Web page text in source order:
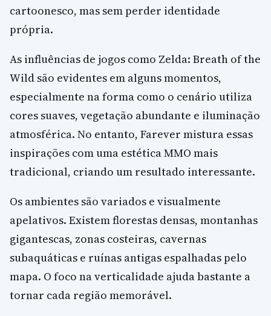
cartoonesco, mas sem perder identidade
própria.
As influências de jogos como Zelda: Breath of the
Wild são evidentes em alguns momentos,
especialmente na forma como o cenário utiliza
cores suaves, vegetação abundante e iluminação
atmosférica. No entanto, Farever mistura essas
inspirações com uma estética MMO mais
tradicional, criando um resultado interessante.
Os ambientes são variados e visualmente
apelativos. Existem florestas densas, montanhas
gigantescas, zonas costeiras, cavernas
subaquáticas e ruínas antigas espalhadas pelo
mapa. O foco na verticalidade ajuda bastante a
tornar cada região memorável.